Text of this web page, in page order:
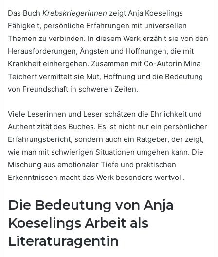
Das Buch Krebskriegerinnen zeigt Anja Koeselings
Fähigkeit, persönliche Erfahrungen mit universellen
Themen zu verbinden. In diesem Werk erzählt sie von den
Herausforderungen, Ängsten und Hoffnungen, die mit
Krankheit einhergehen. Zusammen mit Co-Autorin Mina
Teichert vermittelt sie Mut, Hoffnung und die Bedeutung
von Freundschaft in schweren Zeiten.
Viele Leserinnen und Leser schätzen die Ehrlichkeit und
Authentizität des Buches. Es ist nicht nur ein persönlicher
Erfahrungsbericht, sondern auch ein Ratgeber, der zeigt,
wie man mit schwierigen Situationen umgehen kann. Die
Mischung aus emotionaler Tiefe und praktischen
Erkenntnissen macht das Werk besonders wertvoll.
Die Bedeutung von Anja
Koeselings Arbeit als
Literaturagentin